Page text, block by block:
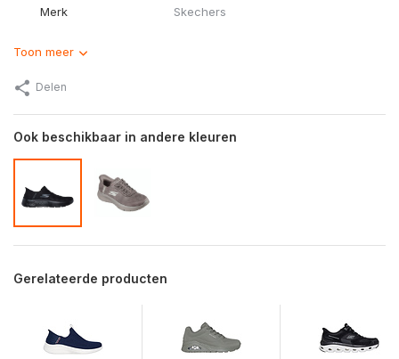
Merk Skechers
Toon meer
Delen
Ook beschikbaar in andere kleuren
Gerelateerde producten